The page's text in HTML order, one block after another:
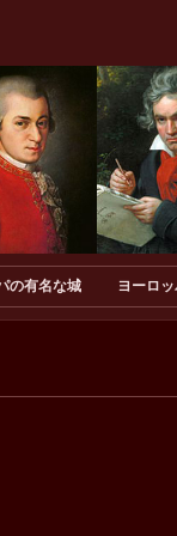
の有名な城 ヨーロ